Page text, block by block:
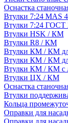
Оснастка
Втулки 7:24 MAS
Втулки 7:24 ГОСТ
Втулки HSK / КМ
Втулки R8 / КМ
Втулки КМ / КМ
Втулки КМ / КМ
Втулки КМ / КМ с
Втулки ЦХ / КМ
Оснастка
Втулки
Кольца
Оправки для
Оправки для